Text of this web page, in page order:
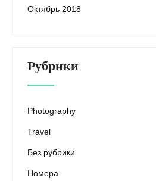
Октябрь 2018
Рубрики
Photography
Travel
Без рубрики
Номера